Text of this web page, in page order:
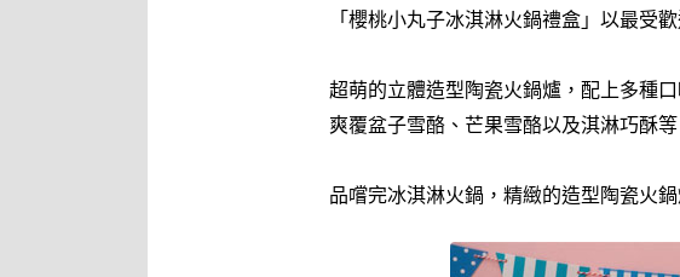
「櫻桃小丸子冰淇淋火鍋禮盒」以最受
超萌的立體造型陶瓷火鍋爐，配上多種
爽覆盆子雪酪、芒果雪酪以及淇淋巧酥等
品嚐完冰淇淋火鍋，精緻的造型陶瓷火